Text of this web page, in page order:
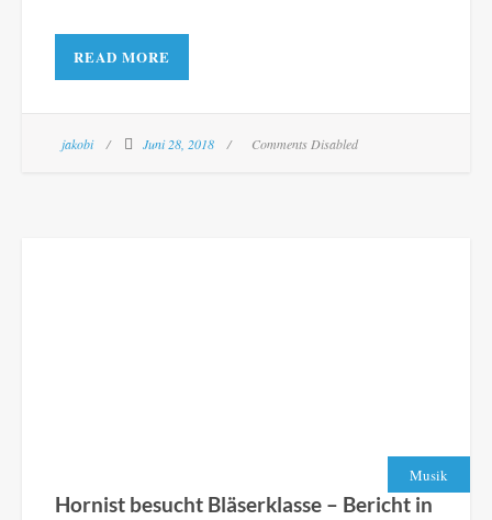
READ MORE
jakobi Juni 28, 2018 Comments Disabled
Musik
Hornist besucht Bläserklasse – Bericht in